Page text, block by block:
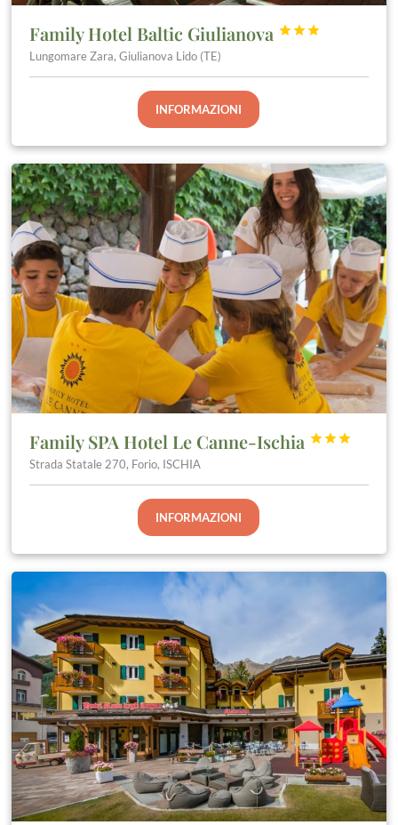
Family Hotel Baltic Giulianova 


Lungomare Zara, Giulianova Lido (TE)
INFORMAZIONI
Family SPA Hotel Le Canne-Ischia 


Strada Statale 270, Forio, ISCHIA
INFORMAZIONI